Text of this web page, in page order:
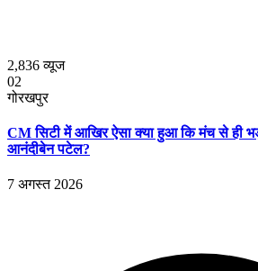
2,836व्यूज
02
गोरखपुर
CM सिटी में आखिर ऐसा क्या हुआ कि मंच से ही
आनंदीबेन पटेल?
7 अगस्त 2026